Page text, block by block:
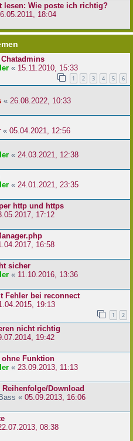
lesen: Wie poste ich richtig?
18:04
« 15.11.2010, 15:33
1 2 3 4 5 6
« 26.08.2022, 10:33
« 05.04.2021, 12:56
« 24.03.2021, 12:38
« 24.01.2021, 23:35
http und https
17:12
16:58
sicher
« 11.10.2016, 13:36
Fehler bei reconnect
19:13
1 2
nicht richtig
19:42
ohne Funktion
« 23.09.2013, 11:13
Download
« 05.09.2013, 16:06
08:38